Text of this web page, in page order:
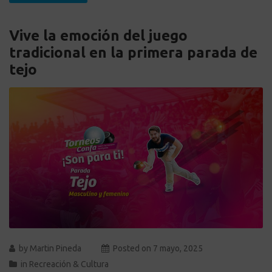
Vive la emoción del juego
tradicional en la primera parada de
tejo
by Martin Pineda Posted on 7 mayo, 2025
in Recreación & Cultura